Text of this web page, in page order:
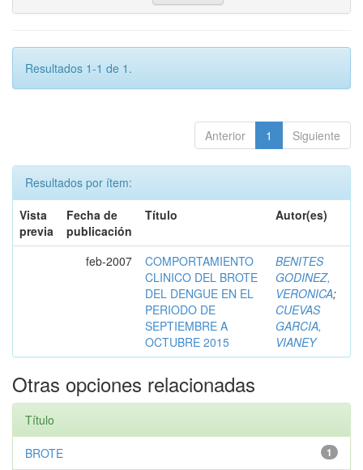
Resultados 1-1 de 1.
Anterior 1 Siguiente
Resultados por ítem:
Vista
previa
Fecha de
publicación
Título Autor(es)
feb-2007
COMPORTAMIENTO
CLINICO DEL BROTE
DEL DENGUE EN EL
PERIODO DE
SEPTIEMBRE A
OCTUBRE 2015
BENITES
GODINEZ,
VERONICA;
CUEVAS
GARCIA,
VIANEY
Otras opciones relacionadas
Título
1
BROTE